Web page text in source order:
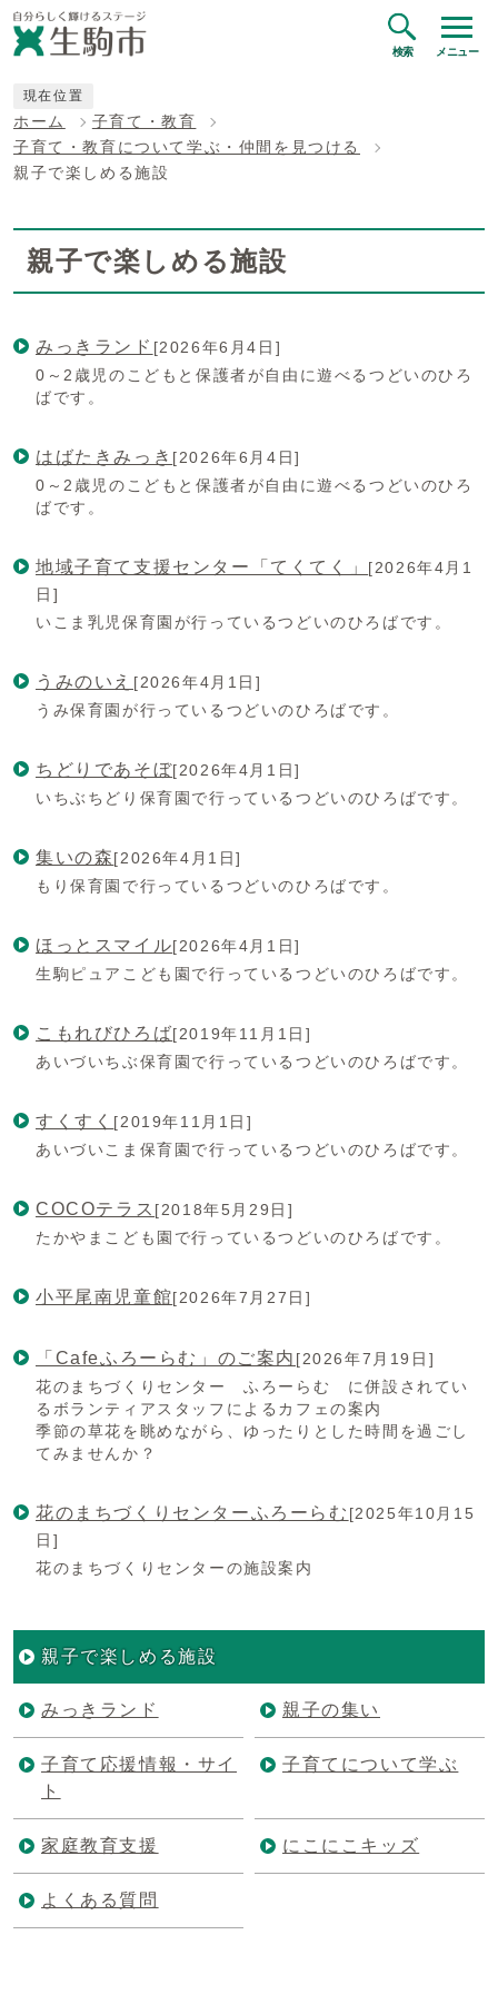
検索 メニュー
現在位置
ホーム
子育て・教育
子育て・教育について学ぶ・仲間を見つける
親子で楽しめる施設
親子で楽しめる施設
みっきランド [2026年6月4日]
0～2歳児のこどもと保護者が自由に遊べるつどいのひろ
ばです。
はばたきみっき [2026年6月4日]
0～2歳児のこどもと保護者が自由に遊べるつどいのひろ
ばです。
地域子育て支援センター「てくてく」 [2026年4月1
日]
いこま乳児保育園が行っているつどいのひろばです。
うみのいえ [2026年4月1日]
うみ保育園が行っているつどいのひろばです。
ちどりであそぼ[2026年4月1日]
いちぶちどり保育園で行っているつどいのひろばです。
集いの森[2026年4月1日]
もり保育園で行っているつどいのひろばです。
ほっとスマイル[2026年4月1日]
生駒ピュアこども園で行っているつどいのひろばです。
こもれびひろば[2019年11月1日]
あいづいちぶ保育園で行っているつどいのひろばです。
すくすく [2019年11月1日]
あいづいこま保育園で行っているつどいのひろばです。
COCOテラス [2018年5月29日]
たかやまこども園で行っているつどいのひろばです。
小平尾南児童館[2026年7月27日]
「Cafeふろーらむ」のご案内 [2026年7月19日]
花のまちづくりセンター ふろーらむ に併設されてい
るボランティアスタッフによるカフェの案内
季節の草花を眺めながら、ゆったりとした時間を過ごし
てみませんか？
花のまちづくりセンターふろーらむ [2025年10月15
日]
花のまちづくりセンターの施設案内
親子で楽しめる施設
みっきランド 親子の集い
子育て応援情報・サイ
ト
子育てについて学ぶ
家庭教育支援 にこにこキッズ
よくある質問